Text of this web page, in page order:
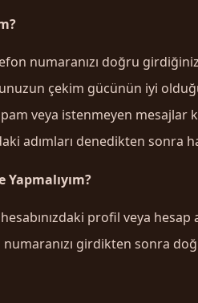
numaranızı doğru
çekim gücünün iyi
veya istenmeyen mesajlar
adımları denedikten sonra
profil veya
numaranızı girdikten sonra